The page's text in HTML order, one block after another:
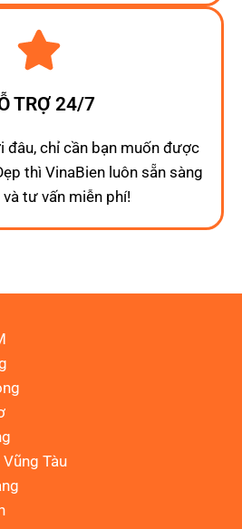
TRỢ 24/7
đâu, chỉ cần bạn muốn được
thì VinaBien luôn sẵn sàng
và tư vấn miễn phí!
Tàu